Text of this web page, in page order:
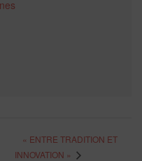
« ENTRE TRADITION ET
INNOVATION »